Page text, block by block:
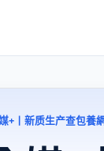
+丨新质生产查包養